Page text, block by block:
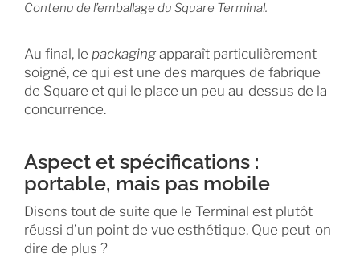
Contenu de l’emballage du Square Terminal.
Au final, le packagingapparaît particulièrement
soigné, ce qui est une des marques de fabrique
de Square et qui le place un peu au-dessus de la
concurrence.
Aspect et spécifications :
portable, mais pas mobile
Disons tout de suite que le Terminal est plutôt
réussi d’un point de vue esthétique. Que peut-on
dire de plus ?